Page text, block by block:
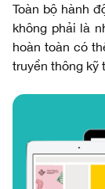
Toàn bộ hành
không phải là
hoàn toàn có
truyền thông kỹ